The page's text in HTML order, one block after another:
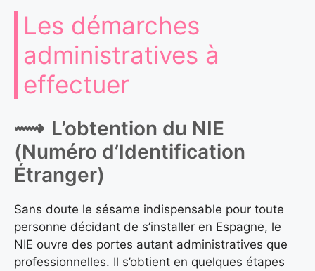
Les démarches
administratives à
effectuer
L’obtention du NIE
(Numéro d’Identification
Étranger)
Sans doute le sésame indispensable pour toute
personne décidant de s’installer en Espagne, le
NIE ouvre des portes autant administratives que
professionnelles. Il s’obtient en quelques étapes